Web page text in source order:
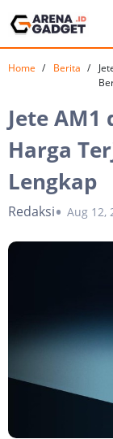
Home Berita
Jete
Harga
Lengkap
Redaksi Aug 12,